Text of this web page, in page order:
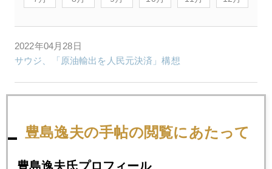
2022年04月28日
サウジ、「原油輸出を人民元決済」構想
2022年04月26日
豊島逸夫の手帖の閲覧にあたって
豊島逸夫氏プロフィール